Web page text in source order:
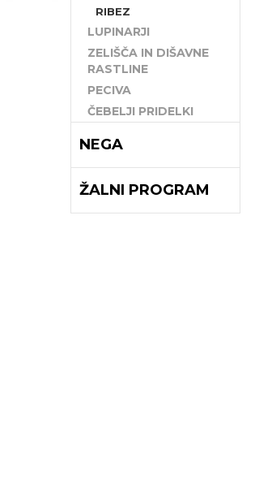
RIBEZ
LUPINARJI
ZELIŠČA IN DIŠAVNE
RASTLINE
PECIVA
ČEBELJI PRIDELKI
NEGA
ŽALNI PROGRAM